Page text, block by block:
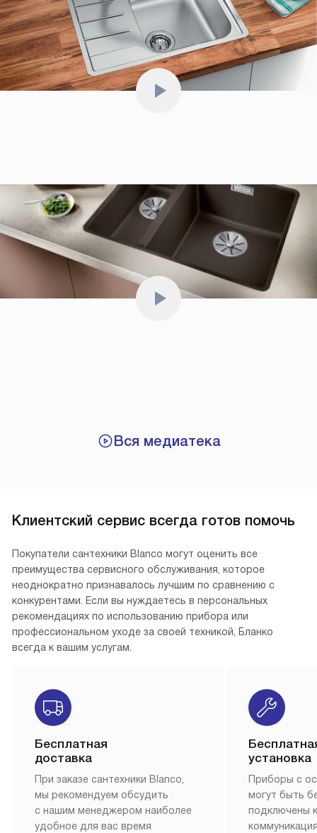
Вся медиатека
Клиентский сервис всегда готов помочь
Покупатели сантехники Blanco могут оценить все
преимущества сервисного обслуживания, которое
неоднократно признавалось лучшим по сравнению с
конкурентами. Если вы нуждаетесь в персональных
рекомендациях по использованию прибора или
профессиональном уходе за своей техникой, Бланко
всегда к вашим услугам.
Бесплатная
доставка
При заказе сантехники Blanco,
мы рекомендуем обсудить
с нашим менеджером наиболее
удобное для вас время
установка
Приборы с
могут быть
подключены